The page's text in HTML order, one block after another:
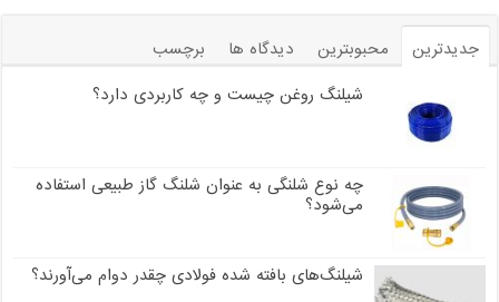
جدیدترین محبوبترین دیدگاه ها
برچسب
شیلنگ روغن چیست و چه کاربردی دارد؟
چه نوع شلنگی به عنوان شلنگ گاز طبیعی استفاده
می‌شود؟
شیلنگ‌های بافته شده فولادی چقدر دوام می‌آورند؟